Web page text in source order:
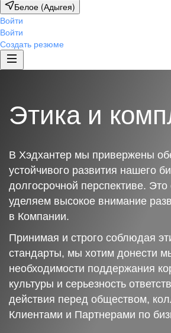
Белое (Адыгея)
Войти
Войти
Создать резюме
Этика и
В Хэдхантер мы привержены
устойчивого развития нашего
долгосрочной перспективе. Это
уделяем высокое внимание
в Компании.
Принимая и строго соблюдая
стандарты, мы хотим донести
необходимости поддержания
культуры и серьезность
действия перед обществом,
Клиентами и Партнерами по